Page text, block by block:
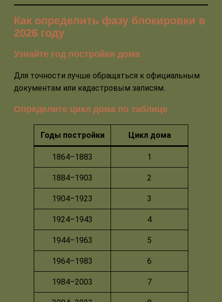
Как определить фазу блокировки в
2026 году
Узнайте год постройки дома
Для точности лучше обращаться к официальным
документам или кадастровым записям.
Определите цикл дома по таблице
Годы постройки Цикл дома
1864–1883 1
1884–1903 2
1904–1923 3
1924–1943 4
1944–1963 5
1964–1983 6
1984–2003 7